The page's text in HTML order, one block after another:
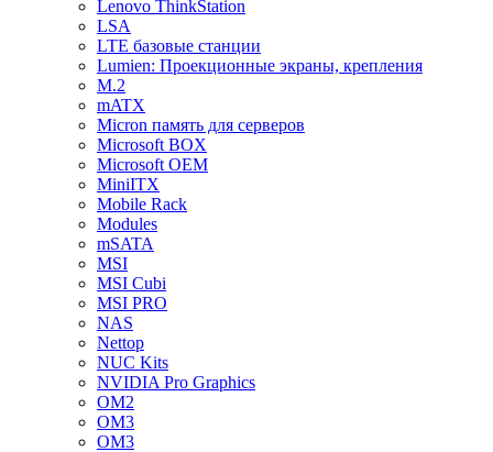
Lenovo ThinkStation
LSA
LTE базовые станции
Lumien: Проекционные экраны, крепления
M.2
mATX
Micron память для серверов
Microsoft BOX
Microsoft OEM
MiniITX
Mobile Rack
Modules
mSATA
MSI
MSI Cubi
MSI PRO
NAS
Nettop
NUC Kits
NVIDIA Pro Graphics
OM2
OM3
OM3